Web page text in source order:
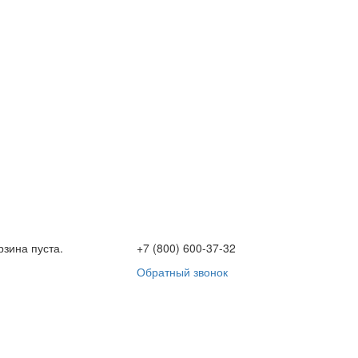
пуста.
+7 (800) 600-37-32
Обратный звонок